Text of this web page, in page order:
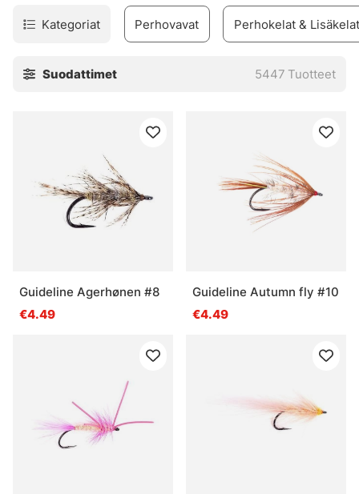
Kategoriat Perhovavat Perhokelat & Lisäkelat
Suodattimet 5447 Tuotteet
Guideline Agerhønen #8
€4.49
Guideline Autumn fly #10
€4.49